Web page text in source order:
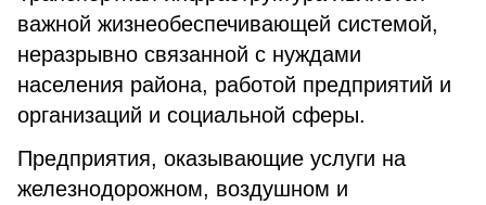
важной жизнеобеспечивающей системой,
неразрывно связанной с нуждами
населения района, работой предприятий и
организаций и социальной сферы.
Предприятия, оказывающие услуги на
железнодорожном, воздушном и